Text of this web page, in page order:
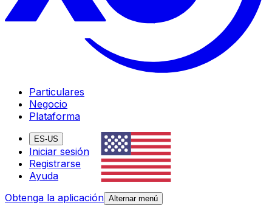
Particulares
Negocio
Plataforma
ES-US
Iniciar sesión
Registrarse
Ayuda
Obtenga la aplicación Alternar menú